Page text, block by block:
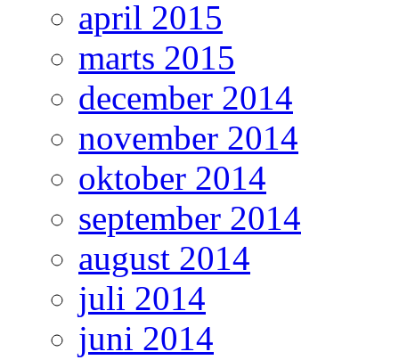
april 2015
marts 2015
december 2014
november 2014
oktober 2014
september 2014
august 2014
juli 2014
juni 2014